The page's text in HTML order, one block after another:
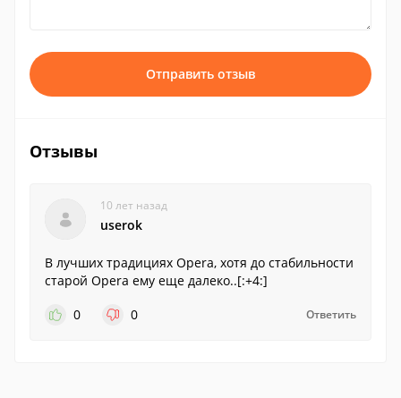
Отправить отзыв
Отзывы
10 лет назад
userok
В лучших традициях Opera, хотя до стабильности
старой Opera ему еще далеко..[:+4:]
0
0 Ответить